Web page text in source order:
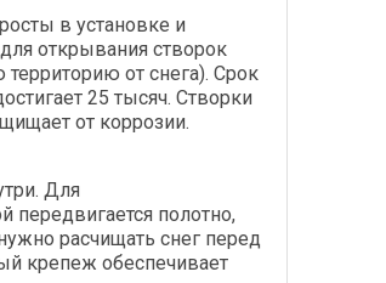
в установке и
открывания створок
от снега). Срок
25 тысяч. Створки
от коррозии.
Для
передвигается полотно,
расчищать снег перед
крепеж обеспечивает